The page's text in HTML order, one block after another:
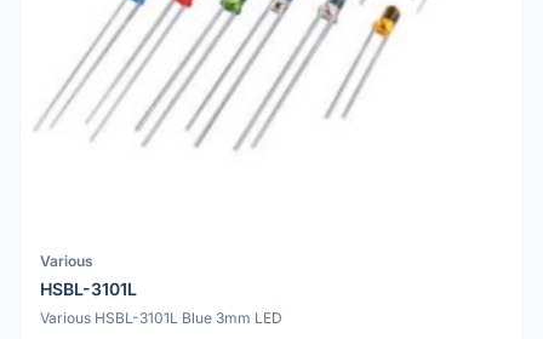
Various
HSBL-3101L
Various HSBL-3101L Blue 3mm LED